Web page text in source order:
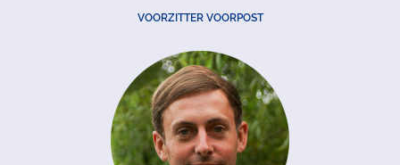
VOORZITTER VOORPOST